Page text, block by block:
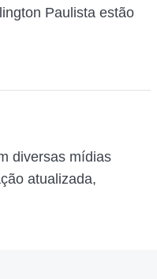
Paulista estão
diversas mídias
atualizada,